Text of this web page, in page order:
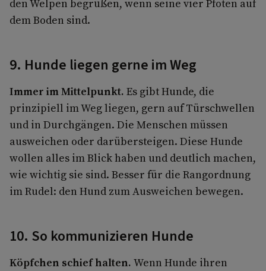
den Welpen begrüßen, wenn seine vier Pfoten auf
dem Boden sind.
9. Hunde liegen gerne im Weg
Immer im Mittelpunkt. Es gibt Hunde, die
prinzipiell im Weg liegen, gern auf Türschwellen
und in Durchgängen. Die Menschen müssen
ausweichen oder darübersteigen. Diese Hunde
wollen alles im Blick haben und deutlich machen,
wie wichtig sie sind. Besser für die Rangordnung
im Rudel: den Hund zum Ausweichen bewegen.
10. So kommunizieren Hunde
Köpfchen schief halten. Wenn Hunde ihren